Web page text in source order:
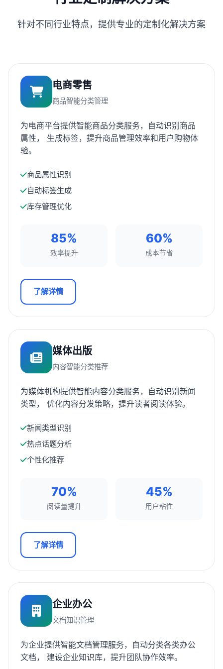
针对不同行业特点，提供专业的定制化解决方案
电商零售
商品智能分类管理
为电商平台提供智能商品分类服务，自动识别商品
属性， 生成标签，提升商品管理效率和用户购物体
验。
商品属性识别
自动标签生成
库存管理优化
85%
效率提升
60%
成本节省
了解详情
媒体出版
内容智能分类推荐
为媒体机构提供智能内容分类服务，自动识别新闻
类型， 优化内容分发策略，提升读者阅读体验。
新闻类型识别
热点话题分析
个性化推荐
70%
阅读量提升
45%
用户粘性
了解详情
企业办公
文档知识管理
为企业提供智能文档管理服务，自动分类各类办公
文档， 建设企业知识库，提升团队协作效率。